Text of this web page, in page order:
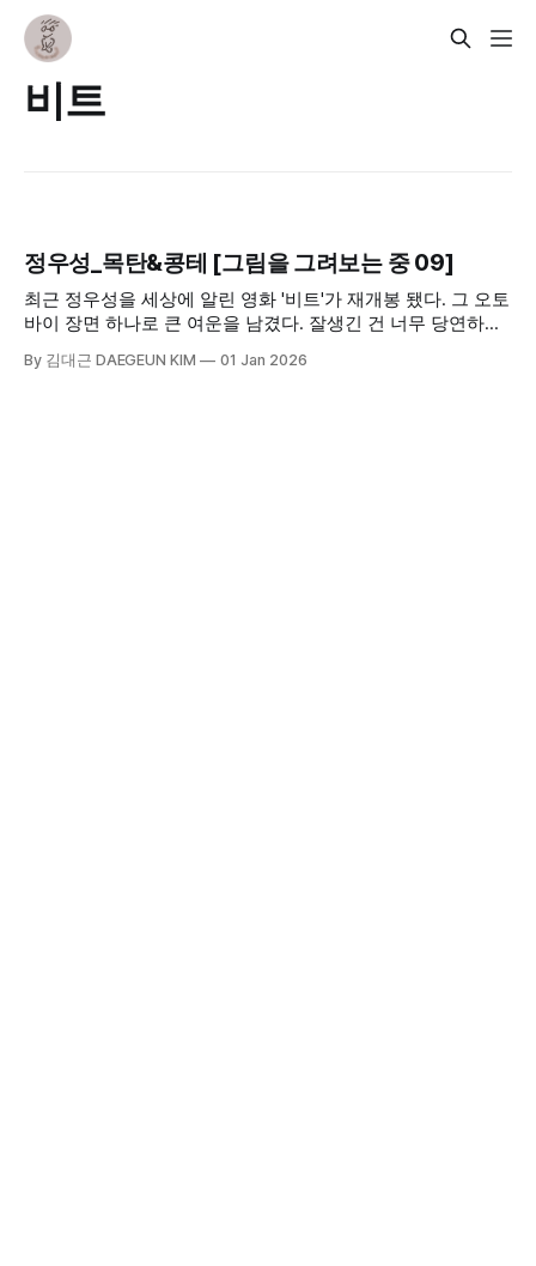
비트
정우성_목탄&콩테 [그림을 그려보는 중 09]
최근 정우성을 세상에 알린 영화 '비트'가 재개봉 됐다. 그 오토
바이 장면 하나로 큰 여운을 남겼다. 잘생긴 건 너무 당연하여
By 김대근 DAEGEUN KIM 01 Jan 2026